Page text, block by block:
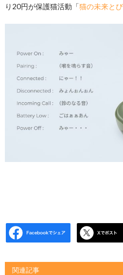
り20円が保護猫活動「猫の未来と
関連記事